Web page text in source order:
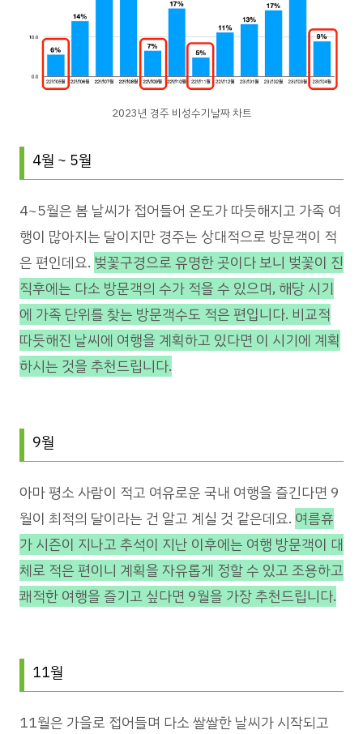
2023년 경주 비성수기날짜 차트
4월 ~ 5월
4~5월은 봄 날씨가 접어들어 온도가 따듯해지고 가족 여
행이 많아지는 달이지만 경주는 상대적으로 방문객이 적
은 편인데요. 벚꽃구경으로 유명한 곳이다 보니 벚꽃이 진
직후에는 다소 방문객의 수가 적을 수 있으며, 해당 시기
에 가족 단위를 찾는 방문객수도 적은 편입니다. 비교적
따듯해진 날씨에 여행을 계획하고 있다면 이 시기에 계획
하시는 것을 추천드립니다.
9월
아마 평소 사람이 적고 여유로운 국내 여행을 즐긴다면 9
월이 최적의 달이라는 건 알고 계실 것 같은데요. 여름휴
가 시즌이 지나고 추석이 지난 이후에는 여행 방문객이 대
체로 적은 편이니 계획을 자유롭게 정할 수 있고 조용하고
쾌적한 여행을 즐기고 싶다면 9월을 가장 추천드립니다.
11월
11월은 가을로 접어들며 다소 쌀쌀한 날씨가 시작되고